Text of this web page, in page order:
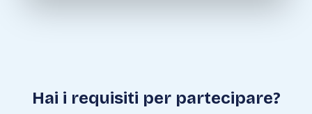
Hai i requisiti per partecipare?